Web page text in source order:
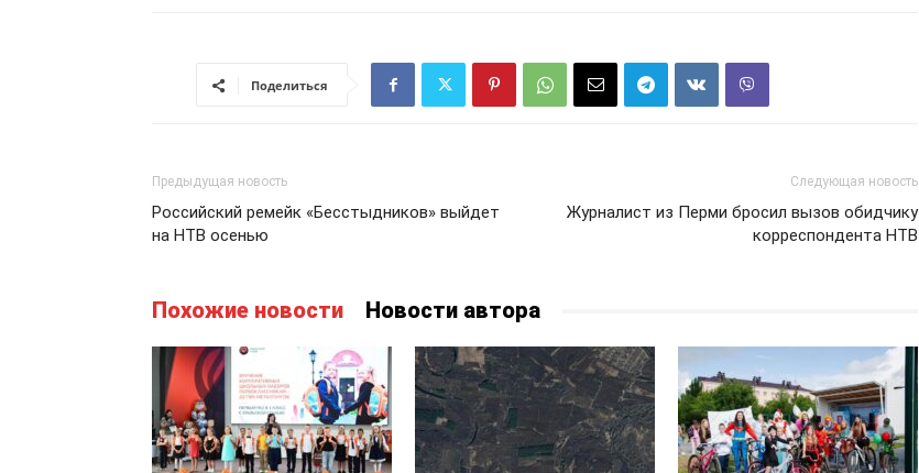
Поделиться
Предыдущая новость
Российский ремейк «Бесстыдников» выйдет
на НТВ осенью
Следующая новость
Журналист из Перми бросил вызов обидчику
корреспондента НТВ
Похожие новости Новости автора